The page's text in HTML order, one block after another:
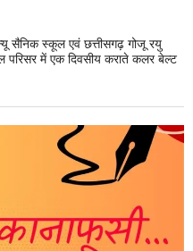
सैनिक स्कूल एवं छत्तीसगढ़ गोजू रयु
परिसर में एक दिवसीय कराते कलर बेल्ट